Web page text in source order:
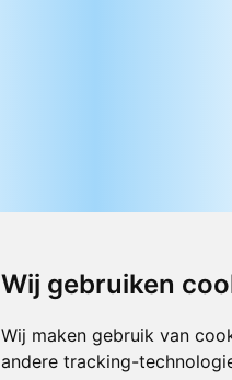
Wij gebruiken
Wij maken gebruik van
andere tracking-